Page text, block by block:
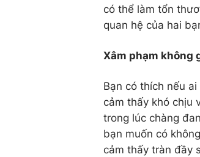
có thể làm tổn
quan hệ của hai
Xâm phạm không
Bạn có thích nếu
cảm thấy khó chịu
trong lúc chàng
bạn muốn có
cảm thấy tràn đầy